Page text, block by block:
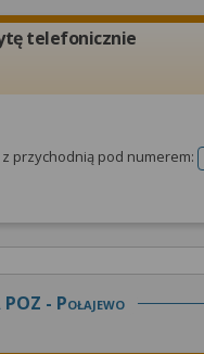
telefonicznie
przychodnią pod numerem:
- Połajewo